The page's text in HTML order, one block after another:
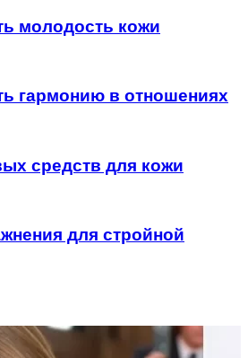
молодость кожи
гармонию в отношениях
средств для кожи
для стройной